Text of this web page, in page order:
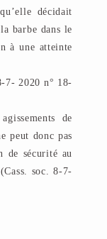
décidait
barbe dans le
à une atteinte
7- 2020 n° 18-
de
peut donc pas
de sécurité au
soc. 8-7-